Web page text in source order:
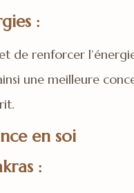
:
de renforcer
une meilleure
en soi
: